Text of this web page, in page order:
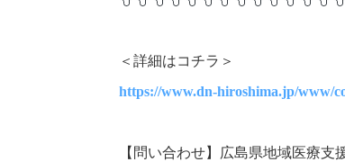
＜詳細はコチラ＞
https://www.dn-hiroshima.jp/www/
【問い合わせ】広島県地域医療支